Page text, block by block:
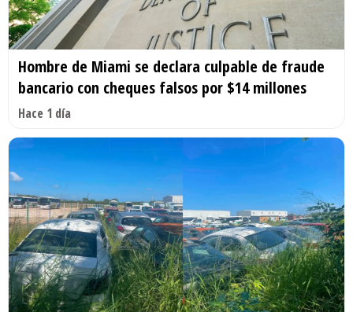
Hombre de Miami se declara culpable de fraude
bancario con cheques falsos por $14 millones
Hace 1 día